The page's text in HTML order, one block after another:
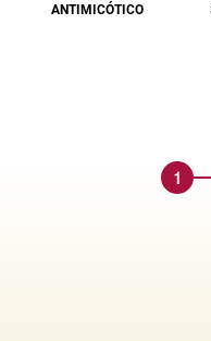
ANTIMICÓTICO